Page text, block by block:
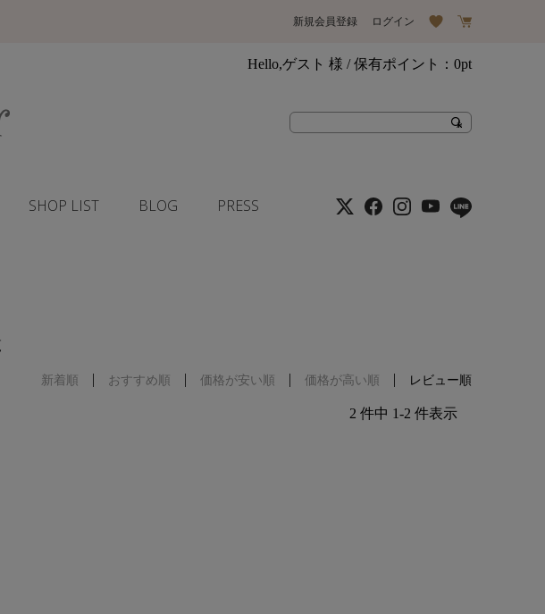
新規会員登録 ログイン
Hello,ゲスト 様 / 保有ポイント： 0pt
SHOP LIST BLOG PRESS
新着順 おすすめ順 価格が安い順 価格が高い順 レビュー順
2 件中 1-2 件表示